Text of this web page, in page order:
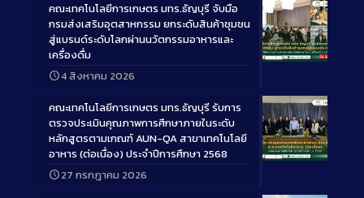
Long
คณะเทคโนโลยีการเกษตร มทร.ธัญบุรี จับมือ
กรมส่งเสริมอุตสาหกรรม ยกระดับสินค้าชุมชน
สู่แบรนด์ระดับโลกผ่านนวัตกรรมอาหารและ
เครื่องดื่ม
4 สิงหาคม 2026
Long
คณะเทคโนโลยีการเกษตร มทร.ธัญบุรี รับการ
ตรวจประเมินคุณภาพการศึกษาภายในระดับ
หลักสูตรตามเกณฑ์ AUN-QA สาขาเทคโนโลยี
อาหาร (ต่อเนื่อง) ประจำปีการศึกษา 2568
27 กรกฎาคม 2026